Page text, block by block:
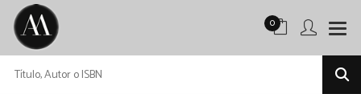
0